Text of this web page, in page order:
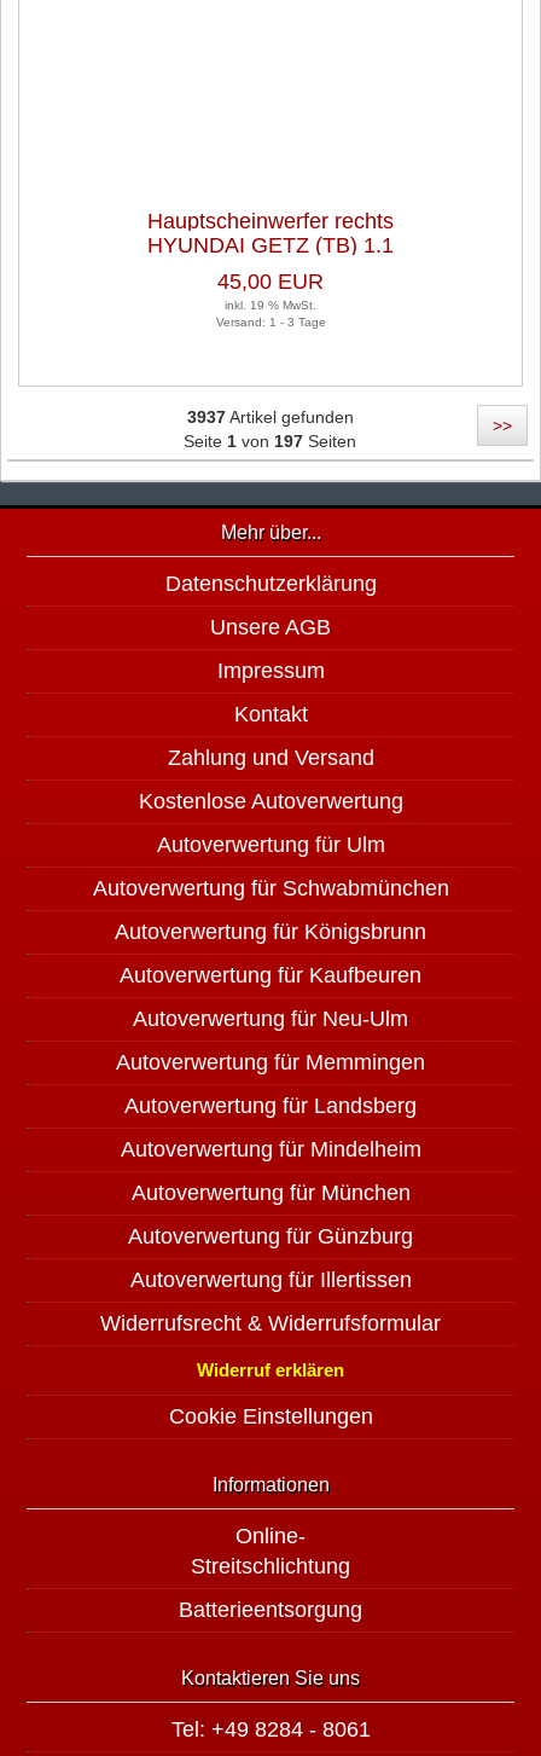
Hauptscheinwerfer rechts
HYUNDAI GETZ (TB) 1.1
45,00 EUR
inkl. 19 % MwSt.
Versand: 1 - 3 Tage
3937Artikel gefunden
Seite 1 von 197 Seiten
>>
Mehr über...
Datenschutzerklärung
Unsere AGB
Impressum
Kontakt
Zahlung und Versand
Kostenlose Autoverwertung
Autoverwertung für Ulm
Autoverwertung für Schwabmünchen
Autoverwertung für Königsbrunn
Autoverwertung für Kaufbeuren
Autoverwertung für Neu-Ulm
Autoverwertung für Memmingen
Autoverwertung für Landsberg
Autoverwertung für Mindelheim
Autoverwertung für München
Autoverwertung für Günzburg
Autoverwertung für Illertissen
Widerrufsrecht & Widerrufsformular
Widerruf erklären
Cookie Einstellungen
Informationen
Online-
Streitschlichtung
Batterieentsorgung
Kontaktieren Sie uns
Tel: +49 8284 - 8061